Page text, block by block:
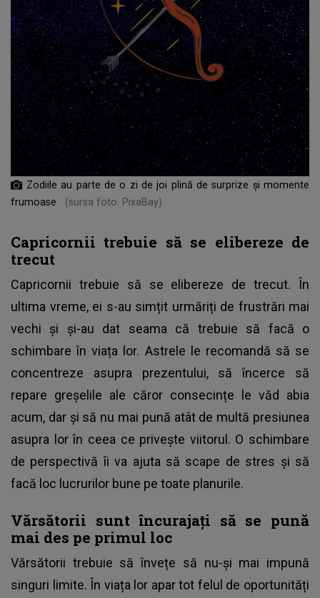
Zodiile au parte de o zi de joi plină de surprize și momente
frumoase
(sursa foto: PixaBay)
Capricornii trebuie să se elibereze de
trecut
Capricornii trebuie să se elibereze de trecut. În
ultima vreme, ei s-au simțit urmăriți de frustrări mai
vechi și și-au dat seama că trebuie să facă o
schimbare în viața lor. Astrele le recomandă să se
concentreze asupra prezentului, să încerce să
repare greșelile ale căror consecințe le văd abia
acum, dar și să nu mai pună atât de multă presiunea
asupra lor în ceea ce privește viitorul. O schimbare
de perspectivă îi va ajuta să scape de stres și să
facă loc lucrurilor bune pe toate planurile.
Vărsătorii sunt încurajați să se pună
mai des pe primul loc
Vărsătorii trebuie să învețe să nu-și mai impună
singuri limite. În viața lor apar tot felul de oportunități